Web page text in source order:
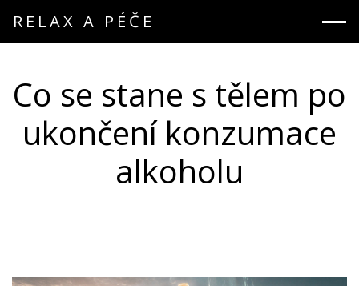
RELAX A PÉČE
Co se stane s tělem po
ukončení konzumace
alkoholu